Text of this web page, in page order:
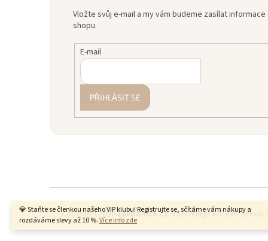
💎 Staňte se členkou našeho VIP klubu! Registrujte se, sčítáme vám nákupy a
rozdáváme slevy až 10 %.Více info zde
Vložte svůj e-mail a my vám budeme zasílat
shopu.
E-mail
PŘIHLÁSIT SE
Copyright 2026 zavodnice.cz. Všechna práva vyhrazena.